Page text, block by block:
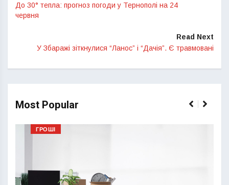
До 30° тепла: прогноз погоди у Тернополі на 24
червня
Read Next
У Збаражі зіткнулися “Ланос” і “Дачія”. Є травмовані
Most Popular
ГРОШІ